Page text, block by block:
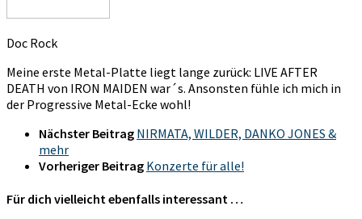
Doc Rock
Meine erste Metal-Platte liegt lange zurück: LIVE AFTER
DEATH von IRON MAIDEN war´s. Ansonsten fühle ich mich in
der Progressive Metal-Ecke wohl!
Nächster Beitrag NIRMATA, WILDER, DANKO JONES &
mehr
Vorheriger Beitrag Konzerte für alle!
Für dich vielleicht ebenfalls interessant …